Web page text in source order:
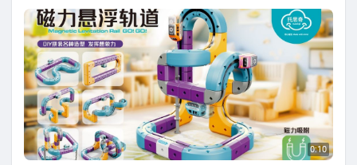
0:10